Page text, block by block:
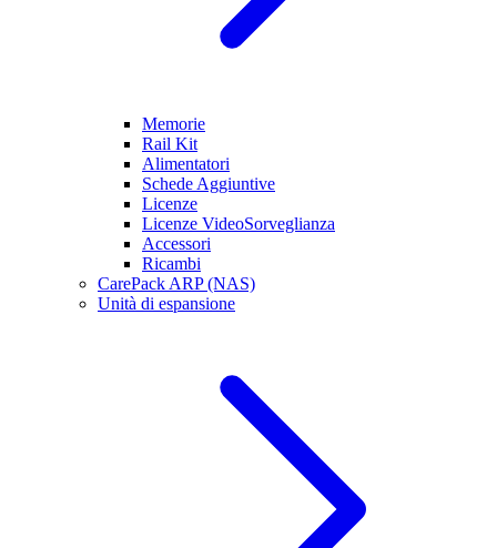
Memorie
Rail Kit
Alimentatori
Schede Aggiuntive
Licenze
Licenze VideoSorveglianza
Accessori
Ricambi
CarePack ARP (NAS)
Unità di espansione